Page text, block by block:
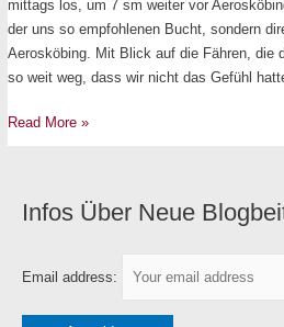
mittags los, um 7 sm weiter vor
der uns so empfohlenen Bucht, sondern
Aerosköbing. Mit Blick auf die Fähren, die
so weit weg, dass wir nicht das Gefühl
Read More »
Infos Über Neue
Email address:
K
g